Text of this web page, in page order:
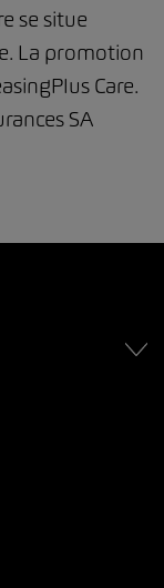
se situe
La promotion
Care.
SA